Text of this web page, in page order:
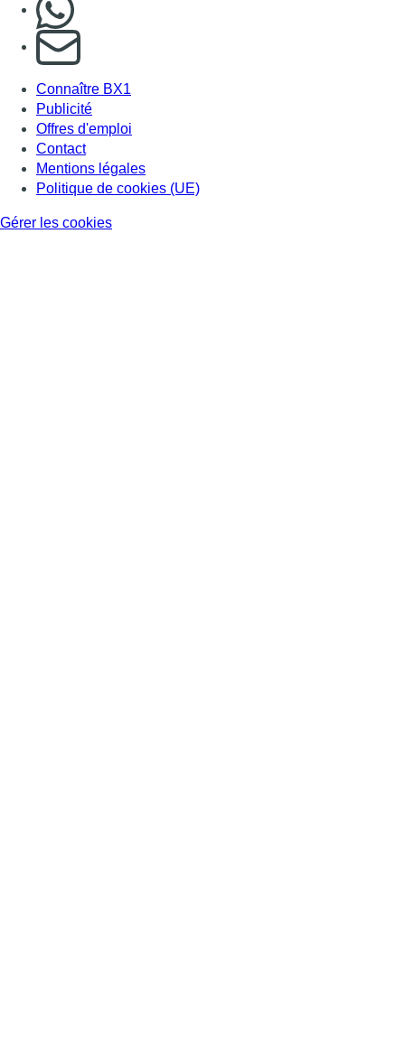
S'abonner à notre newsletter
Connaître BX1
Publicité
Offres d'emploi
Contact
Mentions légales
Politique de cookies (UE)
Gérer les cookies